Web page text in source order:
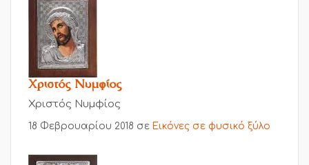
Χριστός Νυμφίος
Χριστός Νυμφίος
18 Φεβρουαρίου 2018 σε Εικόνες σε φυσικό ξύλο